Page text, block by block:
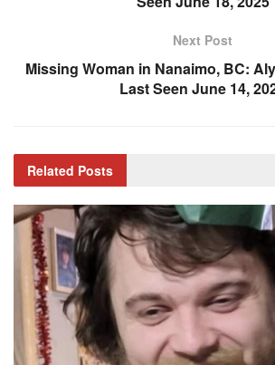
Next Post
Missing Woman in Nanaimo, BC:
Last Seen June 14,
Related Posts